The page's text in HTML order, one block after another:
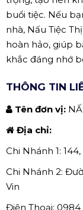
buổi tiệc. Nếu
nhà, Nấu Tiệc
hoàn hảo, giúp
khắc đáng nhớ
THÔNG TIN
Tên đơn vị:
Địa chỉ:
Chi Nhánh 1:
Chi Nhánh 2:
Vin
Điện Thoại: 0984